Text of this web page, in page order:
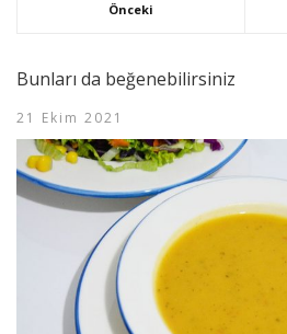
Önceki
Bunları da beğenebilirsiniz
21 Ekim 2021